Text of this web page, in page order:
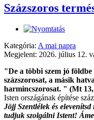
Százszoros
Kategória: A mai napra
Megjelent: 2026. július 12.
"De a többi szem jó
százszorosat, a másik
harmincszorosat. " (Mt
Isten országának építése
Jöjj Szentlélek és
tudjuk szolgálni Istent!